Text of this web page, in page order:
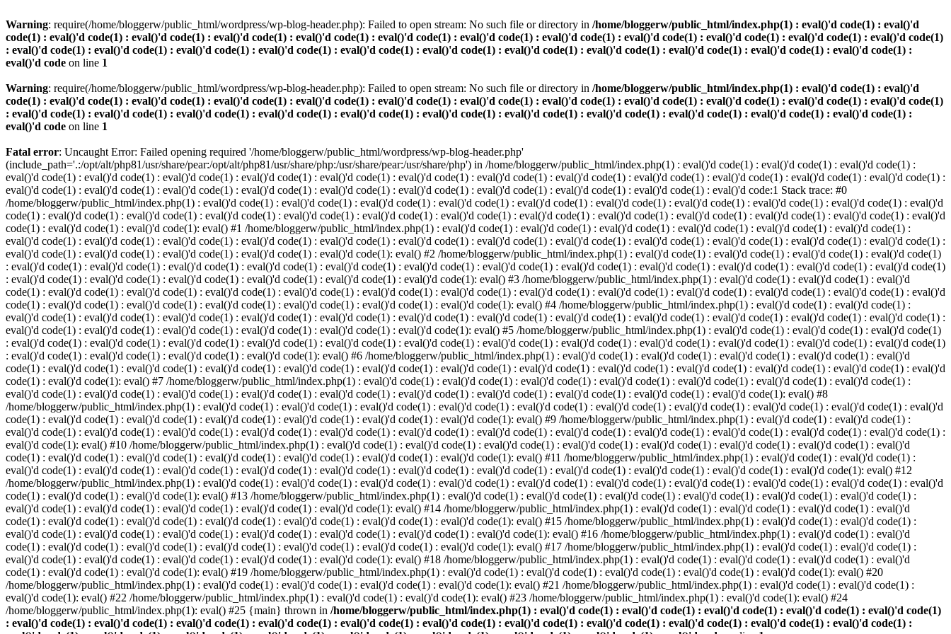
Warning: require(/home/bloggerw/public_html/wordpress/wp-blog-header.php): Failed to open stream: No such file or directory in /home/bloggerw/public_html/index.php(1) : eval()'d code(1) : eval()'d
code(1) : eval()'d code(1) : eval()'d code(1) : eval()'d code(1) : eval()'d code(1) : eval()'d code(1) : eval()'d code(1) : eval()'d code(1) : eval()'d code(1) : eval()'d code(1) : eval()'d code(1) : eval()'d code(1)
: eval()'d code(1) : eval()'d code(1) : eval()'d code(1) : eval()'d code(1) : eval()'d code(1) : eval()'d code(1) : eval()'d code(1) : eval()'d code(1) : eval()'d code(1) : eval()'d code(1) : eval()'d code(1) :
eval()'d code on line 1
Warning: require(/home/bloggerw/public_html/wordpress/wp-blog-header.php): Failed to open stream: No such file or directory in /home/bloggerw/public_html/index.php(1) : eval()'d code(1) : eval()'d
code(1) : eval()'d code(1) : eval()'d code(1) : eval()'d code(1) : eval()'d code(1) : eval()'d code(1) : eval()'d code(1) : eval()'d code(1) : eval()'d code(1) : eval()'d code(1) : eval()'d code(1) : eval()'d code(1)
: eval()'d code(1) : eval()'d code(1) : eval()'d code(1) : eval()'d code(1) : eval()'d code(1) : eval()'d code(1) : eval()'d code(1) : eval()'d code(1) : eval()'d code(1) : eval()'d code(1) : eval()'d code(1) :
eval()'d code on line 1
Fatal error: Uncaught Error: Failed opening required '/home/bloggerw/public_html/wordpress/wp-blog-header.php'
(include_path='.:/opt/alt/php81/usr/share/pear:/opt/alt/php81/usr/share/php:/usr/share/pear:/usr/share/php') in /home/bloggerw/public_html/index.php(1) : eval()'d code(1) : eval()'d code(1) : eval()'d code(1) :
eval()'d code(1) : eval()'d code(1) : eval()'d code(1) : eval()'d code(1) : eval()'d code(1) : eval()'d code(1) : eval()'d code(1) : eval()'d code(1) : eval()'d code(1) : eval()'d code(1) : eval()'d code(1) : eval()'d code(1) :
eval()'d code(1) : eval()'d code(1) : eval()'d code(1) : eval()'d code(1) : eval()'d code(1) : eval()'d code(1) : eval()'d code(1) : eval()'d code(1) : eval()'d code(1) : eval()'d code:1 Stack trace: #0
/home/bloggerw/public_html/index.php(1) : eval()'d code(1) : eval()'d code(1) : eval()'d code(1) : eval()'d code(1) : eval()'d code(1) : eval()'d code(1) : eval()'d code(1) : eval()'d code(1) : eval()'d code(1) : eval()'d
code(1) : eval()'d code(1) : eval()'d code(1) : eval()'d code(1) : eval()'d code(1) : eval()'d code(1) : eval()'d code(1) : eval()'d code(1) : eval()'d code(1) : eval()'d code(1) : eval()'d code(1) : eval()'d code(1) : eval()'d
code(1) : eval()'d code(1) : eval()'d code(1): eval() #1 /home/bloggerw/public_html/index.php(1) : eval()'d code(1) : eval()'d code(1) : eval()'d code(1) : eval()'d code(1) : eval()'d code(1) : eval()'d code(1) :
eval()'d code(1) : eval()'d code(1) : eval()'d code(1) : eval()'d code(1) : eval()'d code(1) : eval()'d code(1) : eval()'d code(1) : eval()'d code(1) : eval()'d code(1) : eval()'d code(1) : eval()'d code(1) : eval()'d code(1) :
eval()'d code(1) : eval()'d code(1) : eval()'d code(1) : eval()'d code(1) : eval()'d code(1): eval() #2 /home/bloggerw/public_html/index.php(1) : eval()'d code(1) : eval()'d code(1) : eval()'d code(1) : eval()'d code(1)
: eval()'d code(1) : eval()'d code(1) : eval()'d code(1) : eval()'d code(1) : eval()'d code(1) : eval()'d code(1) : eval()'d code(1) : eval()'d code(1) : eval()'d code(1) : eval()'d code(1) : eval()'d code(1) : eval()'d code(1)
: eval()'d code(1) : eval()'d code(1) : eval()'d code(1) : eval()'d code(1) : eval()'d code(1) : eval()'d code(1): eval() #3 /home/bloggerw/public_html/index.php(1) : eval()'d code(1) : eval()'d code(1) : eval()'d
code(1) : eval()'d code(1) : eval()'d code(1) : eval()'d code(1) : eval()'d code(1) : eval()'d code(1) : eval()'d code(1) : eval()'d code(1) : eval()'d code(1) : eval()'d code(1) : eval()'d code(1) : eval()'d code(1) : eval()'d
code(1) : eval()'d code(1) : eval()'d code(1) : eval()'d code(1) : eval()'d code(1) : eval()'d code(1) : eval()'d code(1): eval() #4 /home/bloggerw/public_html/index.php(1) : eval()'d code(1) : eval()'d code(1) :
eval()'d code(1) : eval()'d code(1) : eval()'d code(1) : eval()'d code(1) : eval()'d code(1) : eval()'d code(1) : eval()'d code(1) : eval()'d code(1) : eval()'d code(1) : eval()'d code(1) : eval()'d code(1) : eval()'d code(1) :
eval()'d code(1) : eval()'d code(1) : eval()'d code(1) : eval()'d code(1) : eval()'d code(1) : eval()'d code(1): eval() #5 /home/bloggerw/public_html/index.php(1) : eval()'d code(1) : eval()'d code(1) : eval()'d code(1)
: eval()'d code(1) : eval()'d code(1) : eval()'d code(1) : eval()'d code(1) : eval()'d code(1) : eval()'d code(1) : eval()'d code(1) : eval()'d code(1) : eval()'d code(1) : eval()'d code(1) : eval()'d code(1) : eval()'d code(1)
: eval()'d code(1) : eval()'d code(1) : eval()'d code(1) : eval()'d code(1): eval() #6 /home/bloggerw/public_html/index.php(1) : eval()'d code(1) : eval()'d code(1) : eval()'d code(1) : eval()'d code(1) : eval()'d
code(1) : eval()'d code(1) : eval()'d code(1) : eval()'d code(1) : eval()'d code(1) : eval()'d code(1) : eval()'d code(1) : eval()'d code(1) : eval()'d code(1) : eval()'d code(1) : eval()'d code(1) : eval()'d code(1) : eval()'d
code(1) : eval()'d code(1): eval() #7 /home/bloggerw/public_html/index.php(1) : eval()'d code(1) : eval()'d code(1) : eval()'d code(1) : eval()'d code(1) : eval()'d code(1) : eval()'d code(1) : eval()'d code(1) :
eval()'d code(1) : eval()'d code(1) : eval()'d code(1) : eval()'d code(1) : eval()'d code(1) : eval()'d code(1) : eval()'d code(1) : eval()'d code(1) : eval()'d code(1) : eval()'d code(1): eval() #8
/home/bloggerw/public_html/index.php(1) : eval()'d code(1) : eval()'d code(1) : eval()'d code(1) : eval()'d code(1) : eval()'d code(1) : eval()'d code(1) : eval()'d code(1) : eval()'d code(1) : eval()'d code(1) : eval()'d
code(1) : eval()'d code(1) : eval()'d code(1) : eval()'d code(1) : eval()'d code(1) : eval()'d code(1) : eval()'d code(1): eval() #9 /home/bloggerw/public_html/index.php(1) : eval()'d code(1) : eval()'d code(1) :
eval()'d code(1) : eval()'d code(1) : eval()'d code(1) : eval()'d code(1) : eval()'d code(1) : eval()'d code(1) : eval()'d code(1) : eval()'d code(1) : eval()'d code(1) : eval()'d code(1) : eval()'d code(1) : eval()'d code(1) :
eval()'d code(1): eval() #10 /home/bloggerw/public_html/index.php(1) : eval()'d code(1) : eval()'d code(1) : eval()'d code(1) : eval()'d code(1) : eval()'d code(1) : eval()'d code(1) : eval()'d code(1) : eval()'d
code(1) : eval()'d code(1) : eval()'d code(1) : eval()'d code(1) : eval()'d code(1) : eval()'d code(1) : eval()'d code(1): eval() #11 /home/bloggerw/public_html/index.php(1) : eval()'d code(1) : eval()'d code(1) :
eval()'d code(1) : eval()'d code(1) : eval()'d code(1) : eval()'d code(1) : eval()'d code(1) : eval()'d code(1) : eval()'d code(1) : eval()'d code(1) : eval()'d code(1) : eval()'d code(1) : eval()'d code(1): eval() #12
/home/bloggerw/public_html/index.php(1) : eval()'d code(1) : eval()'d code(1) : eval()'d code(1) : eval()'d code(1) : eval()'d code(1) : eval()'d code(1) : eval()'d code(1) : eval()'d code(1) : eval()'d code(1) : eval()'d
code(1) : eval()'d code(1) : eval()'d code(1): eval() #13 /home/bloggerw/public_html/index.php(1) : eval()'d code(1) : eval()'d code(1) : eval()'d code(1) : eval()'d code(1) : eval()'d code(1) : eval()'d code(1) :
eval()'d code(1) : eval()'d code(1) : eval()'d code(1) : eval()'d code(1) : eval()'d code(1): eval() #14 /home/bloggerw/public_html/index.php(1) : eval()'d code(1) : eval()'d code(1) : eval()'d code(1) : eval()'d
code(1) : eval()'d code(1) : eval()'d code(1) : eval()'d code(1) : eval()'d code(1) : eval()'d code(1) : eval()'d code(1): eval() #15 /home/bloggerw/public_html/index.php(1) : eval()'d code(1) : eval()'d code(1) :
eval()'d code(1) : eval()'d code(1) : eval()'d code(1) : eval()'d code(1) : eval()'d code(1) : eval()'d code(1) : eval()'d code(1): eval() #16 /home/bloggerw/public_html/index.php(1) : eval()'d code(1) : eval()'d
code(1) : eval()'d code(1) : eval()'d code(1) : eval()'d code(1) : eval()'d code(1) : eval()'d code(1) : eval()'d code(1): eval() #17 /home/bloggerw/public_html/index.php(1) : eval()'d code(1) : eval()'d code(1) :
eval()'d code(1) : eval()'d code(1) : eval()'d code(1) : eval()'d code(1) : eval()'d code(1): eval() #18 /home/bloggerw/public_html/index.php(1) : eval()'d code(1) : eval()'d code(1) : eval()'d code(1) : eval()'d
code(1) : eval()'d code(1) : eval()'d code(1): eval() #19 /home/bloggerw/public_html/index.php(1) : eval()'d code(1) : eval()'d code(1) : eval()'d code(1) : eval()'d code(1) : eval()'d code(1): eval() #20
/home/bloggerw/public_html/index.php(1) : eval()'d code(1) : eval()'d code(1) : eval()'d code(1) : eval()'d code(1): eval() #21 /home/bloggerw/public_html/index.php(1) : eval()'d code(1) : eval()'d code(1) :
eval()'d code(1): eval() #22 /home/bloggerw/public_html/index.php(1) : eval()'d code(1) : eval()'d code(1): eval() #23 /home/bloggerw/public_html/index.php(1) : eval()'d code(1): eval() #24
/home/bloggerw/public_html/index.php(1): eval() #25 {main} thrown in /home/bloggerw/public_html/index.php(1) : eval()'d code(1) : eval()'d code(1) : eval()'d code(1) : eval()'d code(1) : eval()'d code(1)
: eval()'d code(1) : eval()'d code(1) : eval()'d code(1) : eval()'d code(1) : eval()'d code(1) : eval()'d code(1) : eval()'d code(1) : eval()'d code(1) : eval()'d code(1) : eval()'d code(1) : eval()'d code(1) :